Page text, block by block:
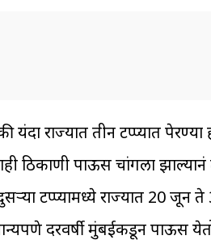
यंदा राज्यात तीन टप्प्यात
ठिकाणी पाऊस चांगला झाल्यानं
टप्प्यामध्ये राज्यात 20 जून
दरवर्षी मुंबईकडून पाऊस